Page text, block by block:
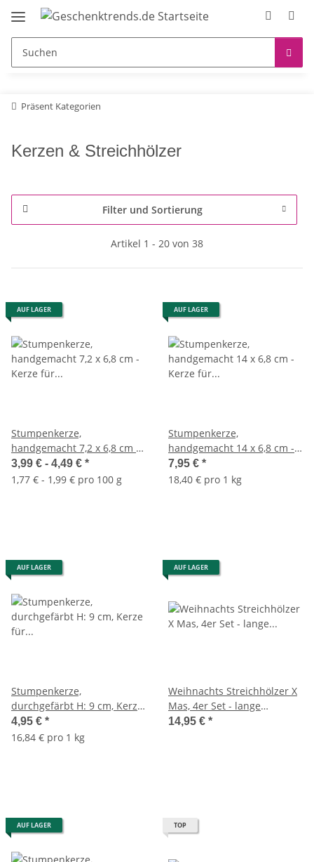
Präsent Kategorien
Kerzen & Streichhölzer
Filter und Sortierung
Artikel 1 - 20 von 38
AUF LAGER
Stumpenkerze,
handgemacht 7,2 x 6,8 cm -
Kerze für Adventskranz,
Kerzen (versch. Farben)
3,99 € - 4,49 € *
1,77 € - 1,99 € pro 100 g
AUF LAGER
Stumpenkerze,
handgemacht 14 x 6,8 cm -
Kerze für Adventskranz,
Kerzen (versch. Farben)
7,95 € *
18,40 € pro 1 kg
AUF LAGER
Stumpenkerze,
durchgefärbt H: 9 cm, Kerze
für Adventskranz, Kerzen
(versch. Farben)
4,95 € *
16,84 € pro 1 kg
AUF LAGER
Weihnachts Streichhölzer X
Mas, 4er Set - lange
Streichhölzer / Kaminhölzer,
14,95 € *
AUF LAGER TOP